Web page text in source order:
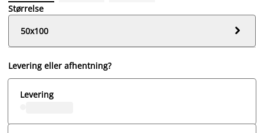
Størrelse
50x100

Levering eller afhentning?
Levering